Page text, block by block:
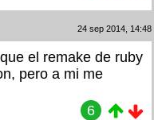
24 sep 2014, 14:48
el remake de ruby
pero a mi me
6